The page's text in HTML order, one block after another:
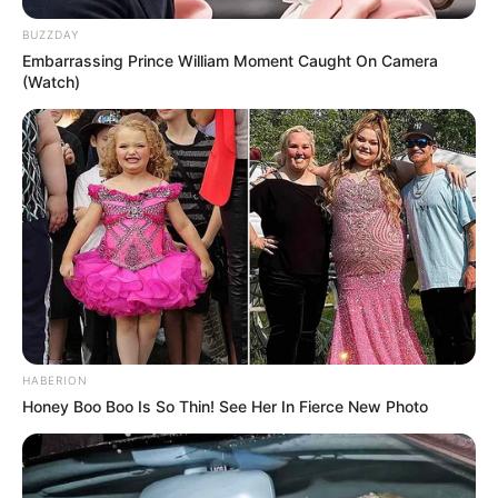
gratuit et obtenez un pronostic Logique ou avec des
MEILLEURES OFFRES DE LA SEMAINE !
BUZZDAY
Embarrassing Prince William Moment Caught On Camera
(Watch)
HABERION
Honey Boo Boo Is So Thin! See Her In Fierce New Photo